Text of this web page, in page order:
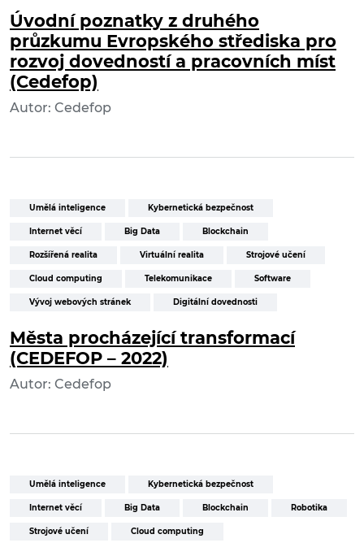
Úvodní poznatky z druhého
průzkumu Evropského střediska pro
rozvoj dovedností a pracovních míst
(Cedefop)
Autor: Cedefop
Umělá inteligence Kybernetická bezpečnost
Internet věcí Big Data Blockchain
Rozšířená realita Virtuální realita Strojové učení
Cloud computing Telekomunikace Software
Vývoj webových stránek Digitální dovednosti
Města procházející transformací
(CEDEFOP – 2022)
Autor: Cedefop
Umělá inteligence Kybernetická bezpečnost
Internet věcí Big Data Blockchain Robotika
Strojové učení Cloud computing